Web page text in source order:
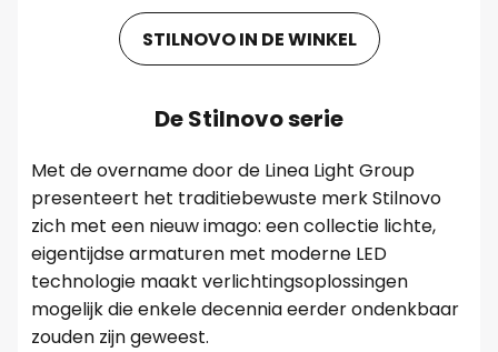
STILNOVO IN DE WINKEL
De Stilnovo serie
Met de overname door de Linea Light Group
presenteert het traditiebewuste merk Stilnovo
zich met een nieuw imago: een collectie lichte,
eigentijdse armaturen met moderne LED
technologie maakt verlichtingsoplossingen
mogelijk die enkele decennia eerder ondenkbaar
zouden zijn geweest.